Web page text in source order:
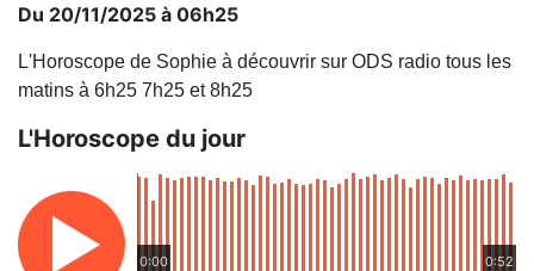
Du 20/11/2025 à 06h25
L'Horoscope de Sophie à découvrir sur ODS radio tous les
matins à 6h25 7h25 et 8h25
L'Horoscope du jour
0:00 0:52